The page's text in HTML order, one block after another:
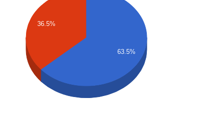
36.5%
63.5%